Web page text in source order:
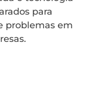
para
problemas em